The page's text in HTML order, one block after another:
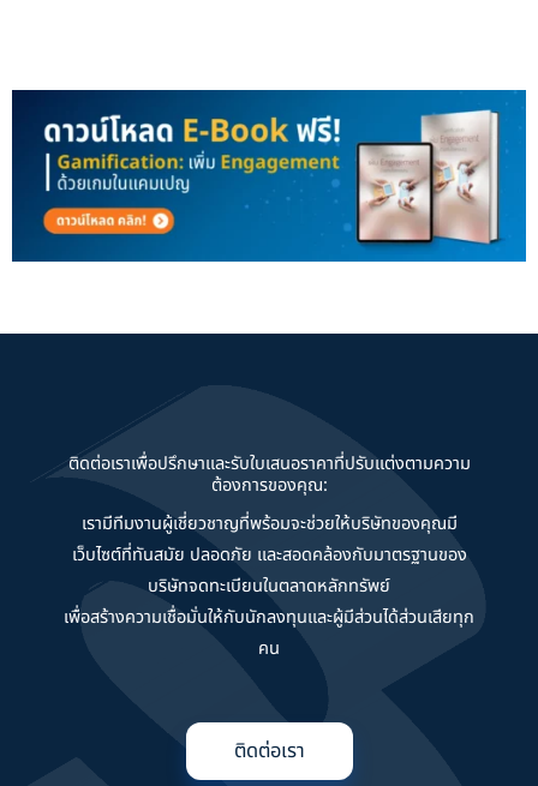
ติดต่อเราเพื่อปรึกษาและรับใบเสนอราคาที่ปรับแต่งตามความ
ต้องการของคุณ:
เรามีทีมงานผู้เชี่ยวชาญที่พร้อมจะช่วยให้บริษัทของคุณมี
เว็บไซต์ที่ทันสมัย ปลอดภัย และสอดคล้องกับมาตรฐานของ
บริษัทจดทะเบียนในตลาดหลักทรัพย์
เพื่อสร้างความเชื่อมั่นให้กับนักลงทุนและผู้มีส่วนได้ส่วนเสียทุก
คน
ติดต่อเรา